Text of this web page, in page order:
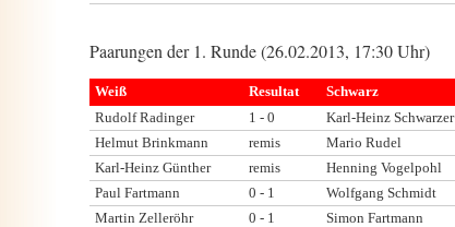
Paarungen der 1. Runde (26.02.2013, 17:30 Uhr)
Weiß Resultat
Schwarz
Rudolf Radinger
1 - 0
Karl-Heinz Schwarzer
Helmut Brinkmann
remis
Mario Rudel
Karl-Heinz Günther
remis
Henning Vogelpohl
Paul Fartmann
0 - 1
Wolfgang Schmidt
Martin Zelleröhr
0 - 1
Simon Fartmann